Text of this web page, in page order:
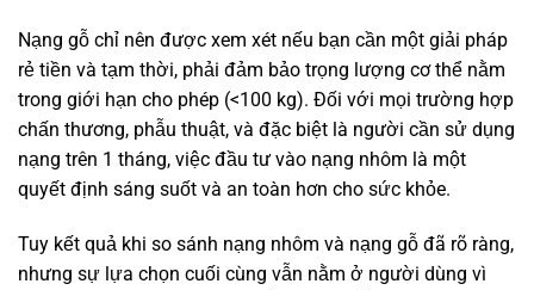
Nạng gỗ chỉ nên được xem xét nếu bạn cần một giải pháp
rẻ tiền và tạm thời, phải đảm bảo trọng lượng cơ thể nằm
trong giới hạn cho phép (<100 kg). Đối với mọi trường hợp
chấn thương, phẫu thuật, và đặc biệt là người cần sử dụng
nạng trên 1 tháng, việc đầu tư vào nạng nhôm là một
quyết định sáng suốt và an toàn hơn cho sức khỏe.
Tuy kết quả khi so sánh nạng nhôm và nạng gỗ đã rõ ràng,
nhưng sự lựa chọn cuối cùng vẫn nằm ở người dùng vì